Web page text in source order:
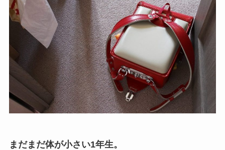
まだまだ体が小さい1年生。